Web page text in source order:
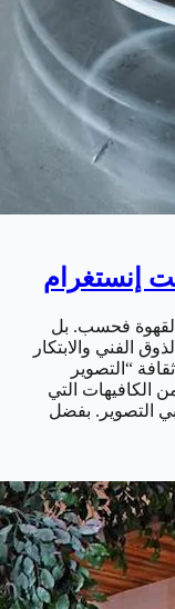
إنستغرام
فحسب. بل
الفني والابتكار
“التصوير
الكافيهات التي
التصوير. بفضل